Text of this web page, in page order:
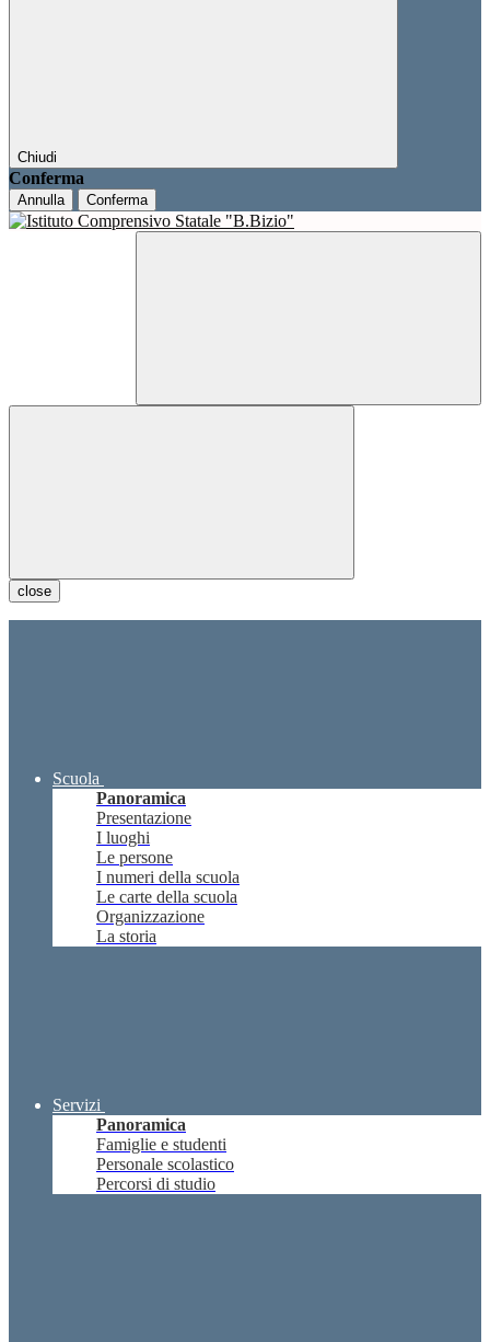
Chiudi
Conferma
Annulla Conferma
close
Scuola
Panoramica
Presentazione
I luoghi
Le persone
I numeri della scuola
Le carte della scuola
Organizzazione
La storia
Servizi
Panoramica
Famiglie e studenti
Personale scolastico
Percorsi di studio